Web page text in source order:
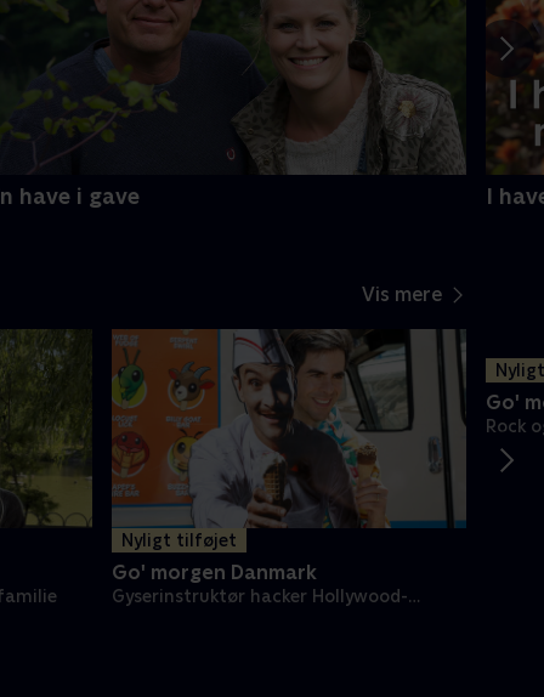
have i gave I
Vis mere
Nyligt tilføjet
Go' morgen Danmark
Gyserinstruktør hacker Hollywood-